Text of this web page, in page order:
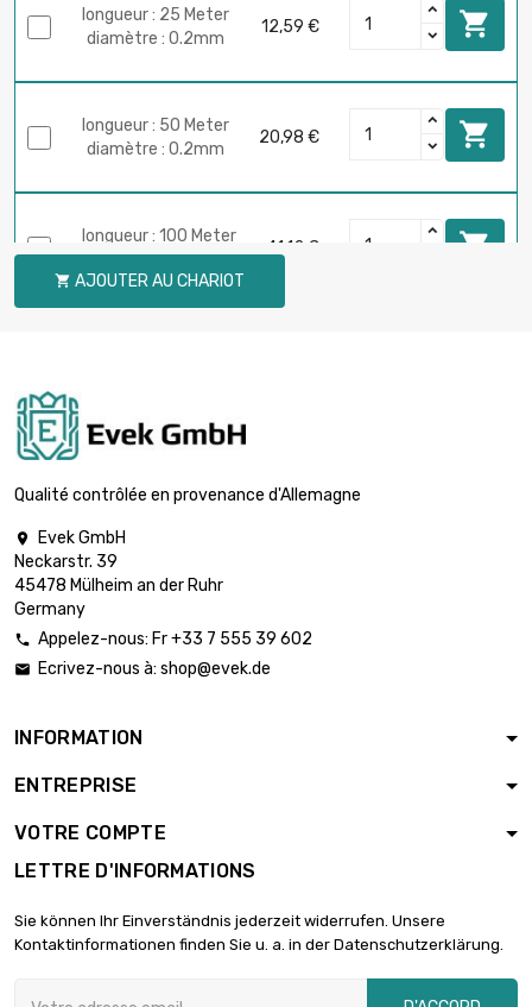
longueur : 25 Meter
diamètre : 0.2mm
12,59 € 
longueur : 50 Meter
diamètre : 0.2mm
20,98 € 
longueur : 100 Meter
diamètre : 0.2mm
41,12 € 
longueur : 500 Meter
longueur : 1 Meter
diamètre : 0.3mm
longueur : 2 Meter
longueur : 5 Meter
diamètre : 0.3mm
6,60 €
 AJOUTER AU CHARIOT
Qualité contrôlée en provenance d'Allemagne

Evek GmbH
Neckarstr. 39
45478 Mülheim an der Ruhr
Germany
 Appelez-nous: Fr +33 7 555 39 602
 Ecrivez-nous à: shop@evek.de
INFORMATION
ENTREPRISE
VOTRE COMPTE
LETTRE D'INFORMATIONS
Sie können Ihr Einverständnis jederzeit widerrufen. Unsere
Kontaktinformationen finden Sie u. a. in der Datenschutzerklärung.